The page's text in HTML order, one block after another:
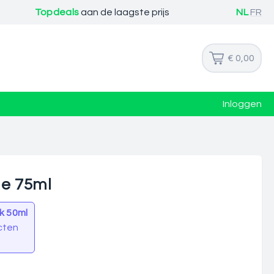
Topdealsaan de laagste prijs NL FR
€ 0,00
Inloggen
75ml
50ml